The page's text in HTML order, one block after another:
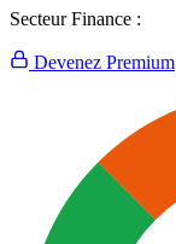
Secteur Finance :
Devenez Premium